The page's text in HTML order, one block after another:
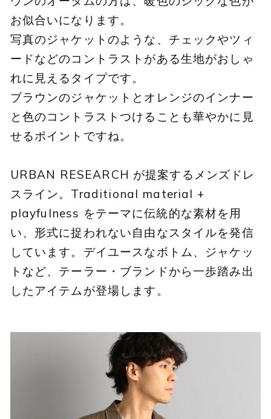
お似合いになります。
写真のジャケットのような、チェックやツィ
ードなどのコントラストがある生地がおしゃ
れに見えるタイプです。
ブラウンのジャケットとオレンジのインナー
と色のコントラストつけることも華やかに見
せるポイントですね。
URBAN RESEARCH が提案するメンズドレ
スライン。Traditional material +
playfulness をテーマに伝統的な素材を用
い、形式に捉われない自由なスタイルを発信
しています。デイユースなボトム、ジャケッ
トなど、テーラー・ブランドから一歩踏み出
したアイテムが登場します。